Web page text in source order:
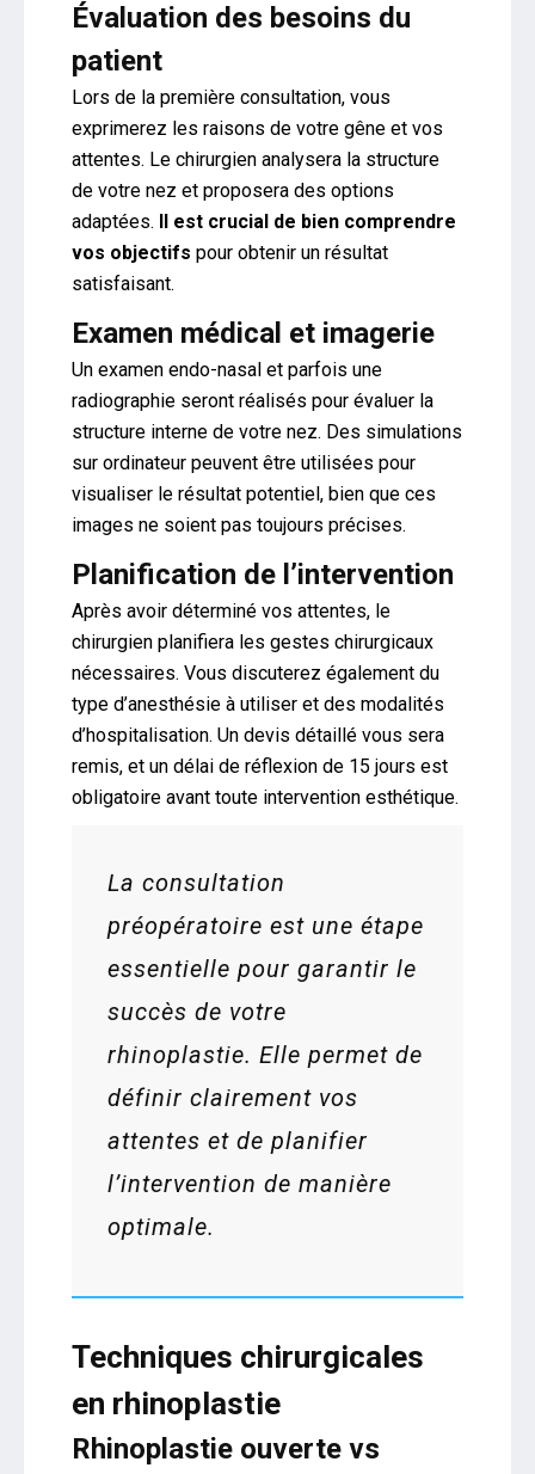
Évaluation des besoins du
patient
Lors de la première consultation, vous
exprimerez les raisons de votre gêne et vos
attentes. Le chirurgien analysera la structure
de votre nez et proposera des options
adaptées.
Il est crucial de bien comprendre
vos objectifs pour obtenir un résultat
satisfaisant.
Examen médical et imagerie
Un examen endo-nasal et parfois une
radiographie seront réalisés pour évaluer la
structure interne de votre nez. Des simulations
sur ordinateur peuvent être utilisées pour
visualiser le résultat potentiel, bien que ces
images ne soient pas toujours précises.
Planification de l’intervention
Après avoir déterminé vos attentes, le
chirurgien planifiera les gestes chirurgicaux
nécessaires. Vous discuterez également du
type d’anesthésie à utiliser et des modalités
d’hospitalisation. Un devis détaillé vous sera
remis, et un délai de réflexion de 15 jours est
obligatoire avant toute intervention esthétique.
La consultation
préopératoire est une étape
essentielle pour garantir le
succès de votre
rhinoplastie. Elle permet de
définir clairement vos
attentes et de planifier
l’intervention de manière
optimale.
Techniques chirurgicales
en rhinoplastie
Rhinoplastie ouverte vs